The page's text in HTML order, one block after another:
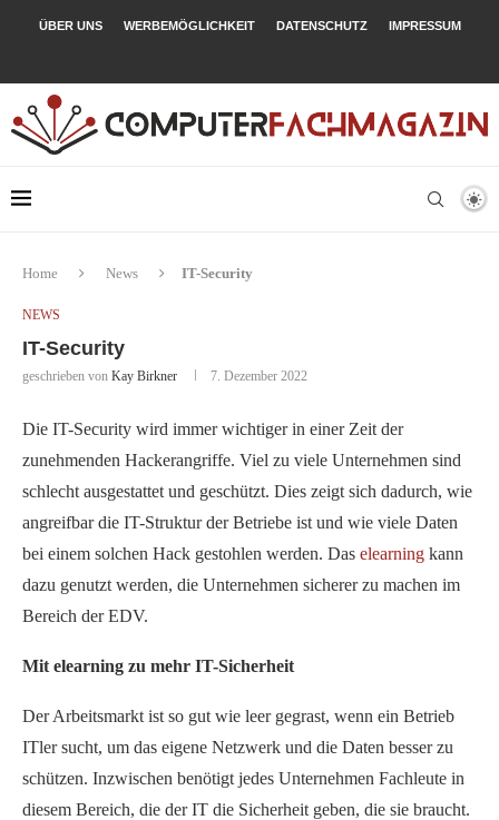
ÜBER UNS WERBEMÖGLICHKEIT DATENSCHUTZ IMPRESSUM
Home News IT-Security
NEWS
IT-Security
geschrieben von Kay Birkner 7. Dezember 2022
Die IT-Security wird immer wichtiger in einer Zeit der
zunehmenden Hackerangriffe. Viel zu viele Unternehmen sind
schlecht ausgestattet und geschützt. Dies zeigt sich dadurch, wie
angreifbar die IT-Struktur der Betriebe ist und wie viele Daten
bei einem solchen Hack gestohlen werden. Das elearning kann
dazu genutzt werden, die Unternehmen sicherer zu machen im
Bereich der EDV.
Mit elearning zu mehr IT-Sicherheit
Der Arbeitsmarkt ist so gut wie leer gegrast, wenn ein Betrieb
ITler sucht, um das eigene Netzwerk und die Daten besser zu
schützen. Inzwischen benötigt jedes Unternehmen Fachleute in
diesem Bereich, die der IT die Sicherheit geben, die sie braucht.